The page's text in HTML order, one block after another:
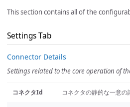
This section contains all of the
Settings Tab
Connector Details
Settings related to the core operation of
コネクタId コネクタの静的な一意の